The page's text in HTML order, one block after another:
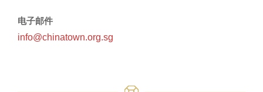
电子邮件
info@chinatown.org.sg